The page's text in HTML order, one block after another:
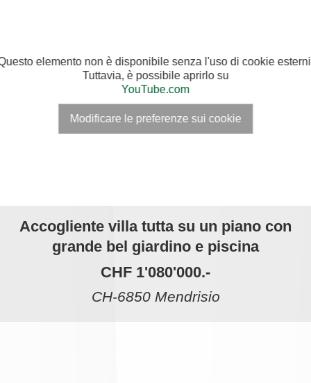
elemento non è disponibile senza l'uso di cookie
Tuttavia, è possibile aprirlo su
YouTube.com
Modificare le preferenze sui cookie
Accogliente villa tutta su un piano con
grande bel giardino e piscina
CHF 1'080'000.-
CH-6850 Mendrisio